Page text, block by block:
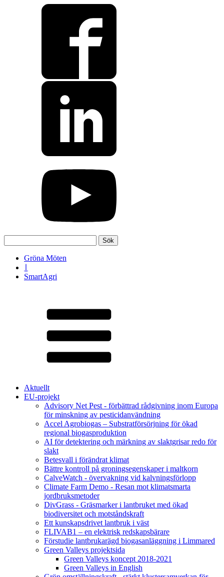
efter:
Gröna Möten
SmartAgri
Aktuellt
EU-projekt
Advisory Net Pest - förbättrad rådgivning inom Europa
för minskning av pesticidanvändning
Accel Agrobiogas – Substratförsörjning för ökad
regional biogasproduktion
AI för detektering och märkning av slaktgrisar redo för
slakt
Betesvall i förändrat klimat
Bättre kontroll på groningsegenskaper i maltkorn
CalveWatch - övervakning vid kalvningsförlopp
Climate Farm Demo - Resan mot klimatsmarta
jordbruksmetoder
DivGrass - Gräsmarker i lantbruket med ökad
biodiversitet och motståndskraft
Ett kunskapsdrivet lantbruk i väst
FLIVAB1 – en elektrisk redskapsbärare
Förstudie lantbrukarägd biogasanläggning i Limmared
Green Valleys projektsida
Green Valleys koncept 2018-2021
Green Valleys in English